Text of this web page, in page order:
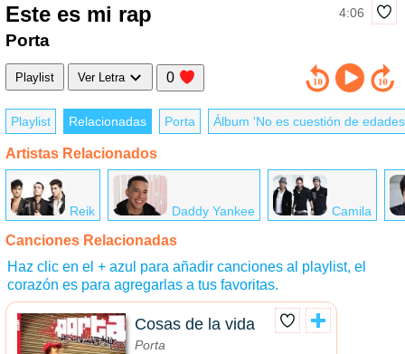
Este es mi rap 4:06
Porta
Playlist Ver Letra 0
Playlist Relacionadas Porta Álbum 'No es cuestión de
Artistas Relacionados
Reik Daddy Yankee Camila
Canciones Relacionadas
Haz clic en el + azul para añadir canciones al playlist, el
corazón es para agregarlas a tus favoritas.
Cosas de la vida
Porta